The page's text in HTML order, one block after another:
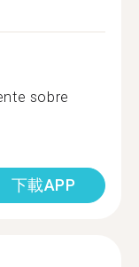
sobre
下載APP